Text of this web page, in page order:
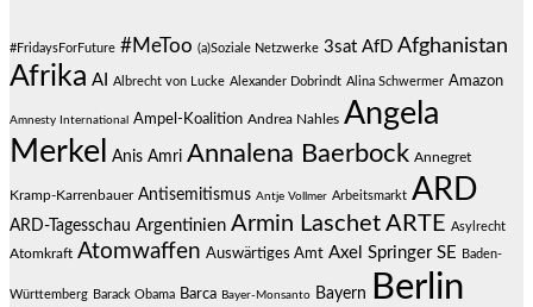
#FridaysForFuture #MeToo (a)Soziale Netzwerke 3sat AfD Afghanistan
Afrika AI Albrecht von Lucke Alexander Dobrindt Alina Schwermer Amazon
Amnesty International Ampel-Koalition Andrea Nahles Angela
Merkel
Anis Amri Annalena Baerbock Annegret
Kramp-Karrenbauer Antisemitismus Antje Vollmer Arbeitsmarkt ARD
ARD-Tagesschau Argentinien Armin Laschet ARTE Asylrecht
Atomkraft Atomwaffen Auswärtiges Amt Axel Springer SE Baden-
Württemberg Barack Obama Barca Bayer-Monsanto Bayern Berlin